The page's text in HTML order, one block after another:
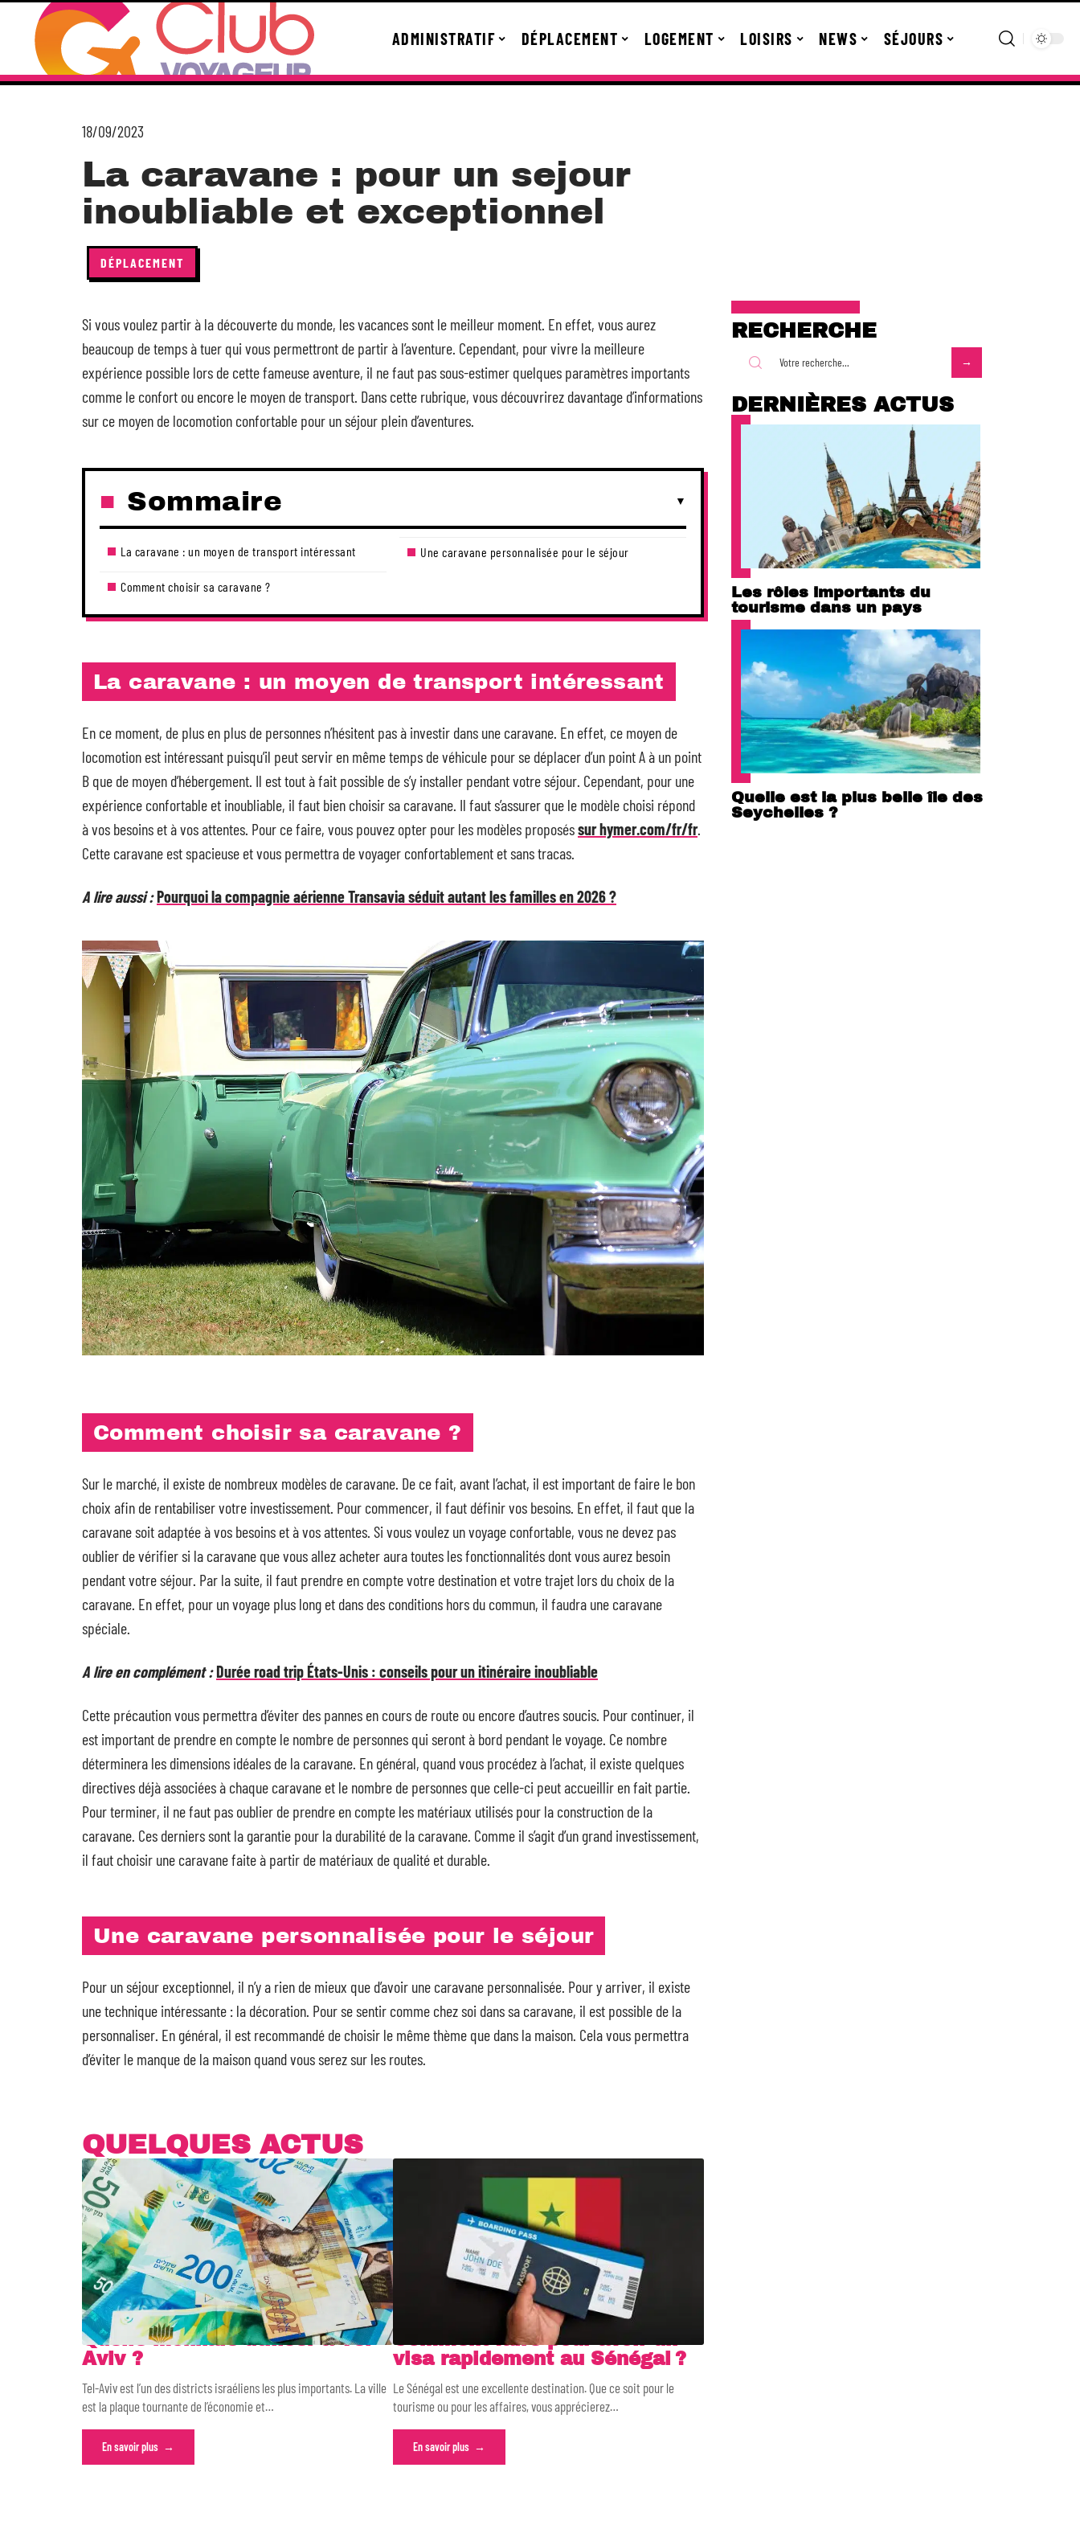
ADMINISTRATIF DÉPLACEMENT LOGEMENT LOISIRS NEWS SÉJOURS
18/09/2023
La caravane : pour un sejour
inoubliable et exceptionnel
DÉPLACEMENT
Si vous voulez partir à la découverte du monde, les vacances sont le meilleur moment. En effet, vous aurez
beaucoup de temps à tuer qui vous permettront de partir à l’aventure. Cependant, pour vivre la meilleure
expérience possible lors de cette fameuse aventure, il ne faut pas sous-estimer quelques paramètres importants
comme le confort ou encore le moyen de transport. Dans cette rubrique, vous découvrirez davantage d’informations
sur ce moyen de locomotion confortable pour un séjour plein d’aventures.
Sommaire
La caravane : un moyen de transport intéressant
Comment choisir sa caravane ?
Une caravane personnalisée pour le séjour
La caravane : un moyen de transport intéressant
En ce moment, de plus en plus de personnes n’hésitent pas à investir dans une caravane. En effet, ce moyen de
locomotion est intéressant puisqu’il peut servir en même temps de véhicule pour se déplacer d’un point A à un point
B que de moyen d’hébergement. Il est tout à fait possible de s’y installer pendant votre séjour. Cependant, pour une
expérience confortable et inoubliable, il faut bien choisir sa caravane. Il faut s’assurer que le modèle choisi répond
à vos besoins et à vos attentes. Pour ce faire, vous pouvez opter pour les modèles proposéssur hymer.com/fr/fr.
Cette caravane est spacieuse et vous permettra de voyager confortablement et sans tracas.
A lire aussi :Pourquoi la compagnie aérienne Transavia séduit autant les familles en 2026 ?
Comment choisir sa caravane ?
Sur le marché, il existe de nombreux modèles de caravane. De ce fait, avant l’achat, il est important de faire le bon
choix afin de rentabiliser votre investissement. Pour commencer, il faut définir vos besoins. En effet, il faut que la
caravane soit adaptée à vos besoins et à vos attentes. Si vous voulez un voyage confortable, vous ne devez pas
oublier de vérifier si la caravane que vous allez acheter aura toutes les fonctionnalités dont vous aurez besoin
pendant votre séjour. Par la suite, il faut prendre en compte votre destination et votre trajet lors du choix de la
caravane. En effet, pour un voyage plus long et dans des conditions hors du commun, il faudra une caravane
spéciale.
A lire en complément :Durée road trip États-Unis : conseils pour un itinéraire inoubliable
Cette précaution vous permettra d’éviter des pannes en cours de route ou encore d’autres soucis. Pour continuer, il
est important de prendre en compte le nombre de personnes qui seront à bord pendant le voyage. Ce nombre
déterminera les dimensions idéales de la caravane. En général, quand vous procédez à l’achat, il existe quelques
directives déjà associées à chaque caravane et le nombre de personnes que celle-ci peut accueillir en fait partie.
Pour terminer, il ne faut pas oublier de prendre en compte les matériaux utilisés pour la construction de la
caravane. Ces derniers sont la garantie pour la durabilité de la caravane. Comme il s’agit d’un grand investissement,
il faut choisir une caravane faite à partir de matériaux de qualité et durable.
Une caravane personnalisée pour le séjour
Pour un séjour exceptionnel, il n’y a rien de mieux que d’avoir une caravane personnalisée. Pour y arriver, il existe
une technique intéressante : la décoration. Pour se sentir comme chez soi dans sa caravane, il est possible de la
personnaliser. En général, il est recommandé de choisir le même thème que dans la maison. Cela vous permettra
d’éviter le manque de la maison quand vous serez sur les routes.
QUELQUES ACTUS
Quelle monnaie utiliser à Tel-
Aviv ?
Tel-Aviv est l’un des districts israéliens les plus importants. La ville
est la plaque tournante de l’économie et…
En savoir plus
Comment faire pour avoir un
visa rapidement au Sénégal ?
Le Sénégal est une excellente destination. Que ce soit pour le
tourisme ou pour les affaires, vous apprécierez…
En savoir plus
RECHERCHE
DERNIÈRES ACTUS
Les rôles importants du
tourisme dans un pays
Quelle est la plus belle île des
Seychelles ?